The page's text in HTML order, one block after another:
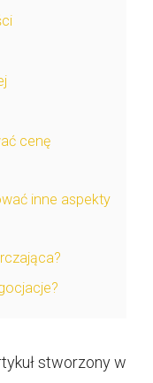
cenę
inne aspekty
stworzony w